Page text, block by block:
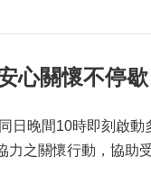
心關懷不停歇
晚間10時即刻啟動
之關懷行動，協助